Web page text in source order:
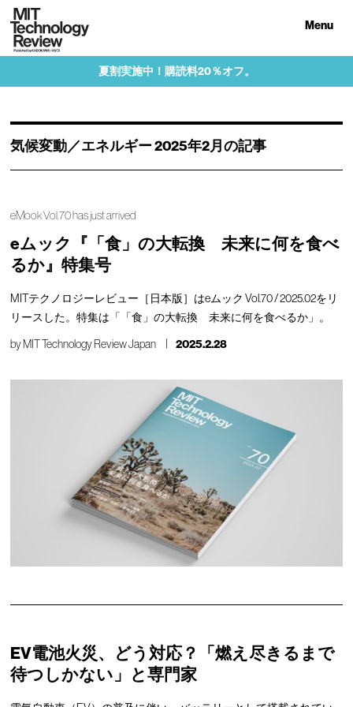
Menu
夏割実施中！購読料20％オフ。
気候変動／エネルギー 2025年2月の記事
eMook Vol.70 has just arrived
eムック『「食」の大転換 未来に何を食べ
るか』特集号
MITテクノロジーレビュー［日本版］はeムック Vol.70 / 2025.02をリ
リースした。特集は「「食」の大転換 未来に何を食べるか」。
byMIT Technology Review Japan 2025.2.28
EV電池火災、どう対応？「燃え尽きるまで
待つしかない」と専門家